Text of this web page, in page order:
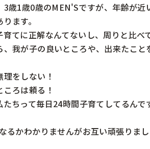
3歳1歳0歳のMEN'Sですが、年齢が
ます。
育てに正解なんてないし、周りと比べ
、我が子の良いところや、出来たこと
理をしない！
ろは頼る！
たちって毎日24時間子育てしてるん
るかわかりませんがお互い頑張りま